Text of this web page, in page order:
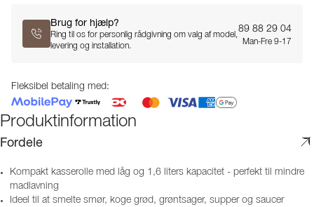
Brug for hjælp?
Ring til os for personlig rådgivning om valg af model,
levering og installation.
89 88 29 04
Man-Fre 9-17
Fleksibel betaling med:
Produktinformation
Fordele
Kompakt kasserolle med låg og 1,6 liters kapacitet - perfekt til mindre
madlavning
Ideel til at smelte smør, koge grød, grøntsager, supper og saucer